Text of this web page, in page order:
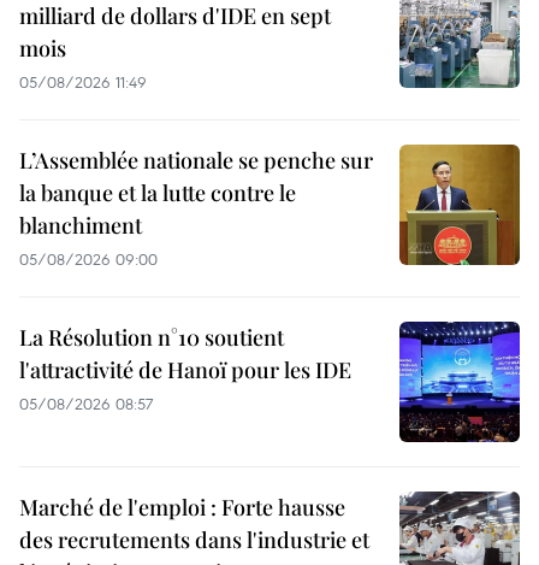
milliard de dollars d'IDE en sept
mois
05/08/2026 11:49
L’Assemblée nationale se penche sur
la banque et la lutte contre le
blanchiment
05/08/2026 09:00
La Résolution n°10 soutient
l'attractivité de Hanoï pour les IDE
05/08/2026 08:57
Marché de l'emploi : Forte hausse
des recrutements dans l'industrie et